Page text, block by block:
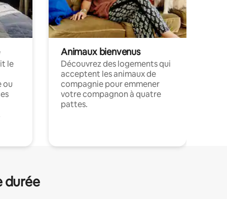
le
ou
Animaux bienvenus
Découvrez des logements qui
acceptent les animaux de
compagnie pour emmener
votre compagnon à quatre
pattes.
durée